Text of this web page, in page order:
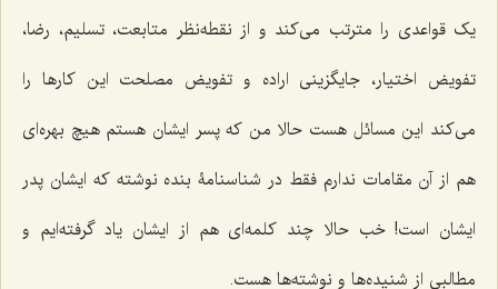
یک قواعدی را مترتب می‌کند و از نقطه‌نظر متابعت، تسلیم، رضا،
تفویض اختیار، جایگزینی اراده و تفویض مصلحت این کارها را
می‌کند این مسائل هست حالا من که پسر ایشان هستم هیچ بهره‌ای
هم از آن مقامات ندارم فقط در شناسنامۀ بنده نوشته که ایشان پدر
ایشان است! خب حالا چند کلمه‌ای هم از ایشان یاد گرفته‌ایم و
مطالبی از شنیده‌ها و نوشته‌ها هست.